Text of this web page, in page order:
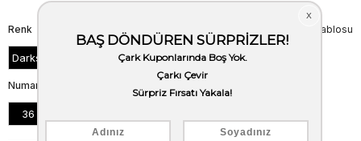
Beden Tablosu
Renk
Darkstone
Numara
36